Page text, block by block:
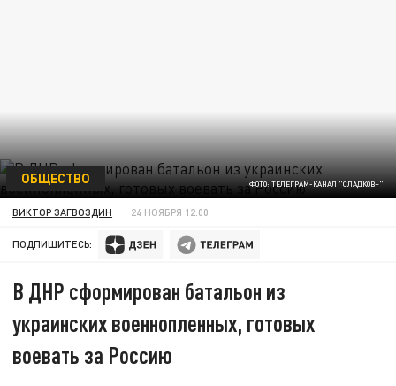
ФОТО: ТЕЛЕГРАМ-КАНАЛ "СЛАДКОВ+"
ОБЩЕСТВО
ВИКТОР ЗАГВОЗДИН 24 НОЯБРЯ 12:00
ПОДПИШИТЕСЬ:
В ДНР сформирован батальон из
украинских военнопленных, готовых
воевать за Россию